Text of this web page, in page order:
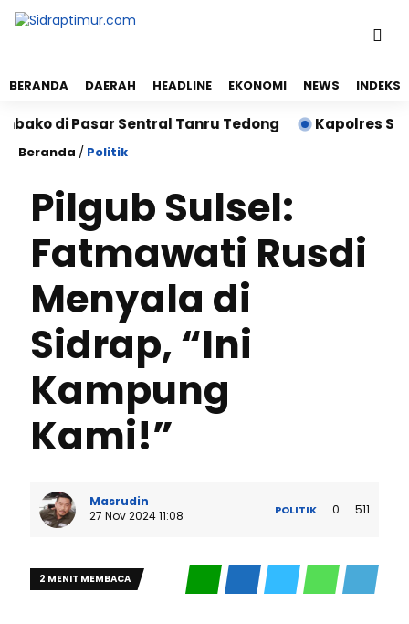
BERANDA DAERAH HEADLINE EKONOMI NEWS INDEKS
Pasar Sentral Tanru Tedong Kapolres Sidrap
Beranda / Politik
Pilgub Sulsel:
Fatmawati Rusdi
Menyala di
Sidrap, “Ini
Kampung
Kami!”
Masrudin
27 Nov 2024 11:08
POLITIK 0 511
2 MENIT MEMBACA